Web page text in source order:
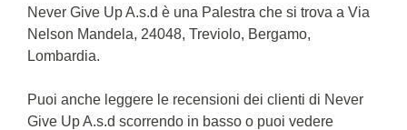
Never Give Up A.s.d è una Palestra che si trova a Via
Nelson Mandela, 24048, Treviolo, Bergamo,
Lombardia.
Puoi anche leggere le recensioni dei clienti di Never
Give Up A.s.d scorrendo in basso o puoi vedere